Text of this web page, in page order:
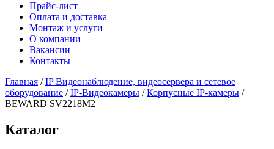
Прайс-лист
Оплата и доставка
Монтаж и услуги
О компании
Вакансии
Контакты
Главная /IP Видеонаблюдение, видеосервера и сетевое
оборудование /IP-Видеокамеры /Корпусные IP-камеры /
BEWARD SV2218M2
Каталог